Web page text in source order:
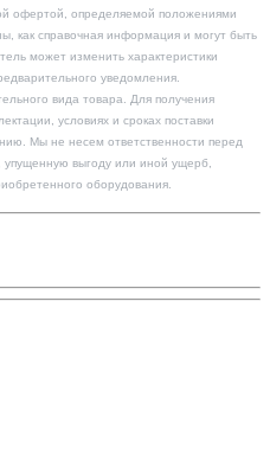
офертой, определяемой положениями
как справочная информация и могут быть
может изменить характеристики
уведомления.
вида товара. Для получения
условиях и сроках поставки
Мы не несем ответственности перед
упущенную выгоду или иной ущерб,
оборудования.